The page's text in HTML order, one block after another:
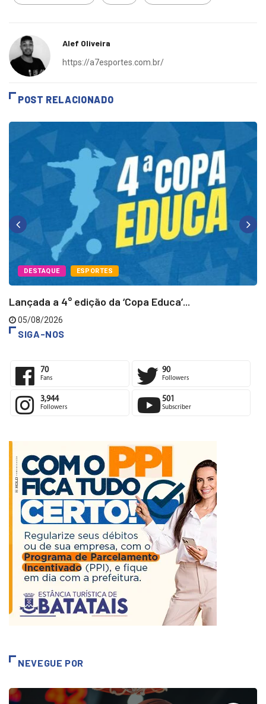
Alef Oliveira
https://a7esportes.com.br/
POST RELACIONADO
DESTAQUE ESPORTES
Lançada a 4° edição da ‘Copa Educa’...
05/08/2026
SIGA-NOS
70 90
3,944 501
NEVEGUE POR